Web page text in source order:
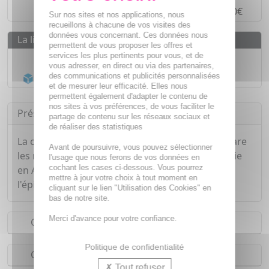
Paiement en4 fois sans fraisà partir de 30€
La livraison
Livraison gratuite dès55€
Acheminement Chronoposten 24h*
Présentation
La crème pour les mains CATTIER nourrit et répare
les mains sèches et abîmées. Sa formule, enrichie
en Argile Blanche, apaise, adoucit et protège
l'épiderme.
Conseils d'utilisation
Composition
Sur nos sites et nos applications, nous
recueillons à chacune de vos visites des
données vous concernant. Ces données nous
permettent de vous proposer les offres et
services les plus pertinents pour vous, et de
vous adresser, en direct ou via des partenaires,
des communications et publicités personnalisées
et de mesurer leur efficacité. Elles nous
permettent également d'adapter le contenu de
nos sites à vos préférences, de vous faciliter le
partage de contenu sur les réseaux sociaux et
de réaliser des statistiques
Avant de poursuivre, vous pouvez sélectionner
l'usage que nous ferons de vos données en
cochant les cases ci-dessous. Vous pourrez
mettre à jour votre choix à tout moment en
cliquant sur le lien "Utilisation des Cookies" en
bas de notre site.
Merci d'avance pour votre confiance.
Politique de confidentialité